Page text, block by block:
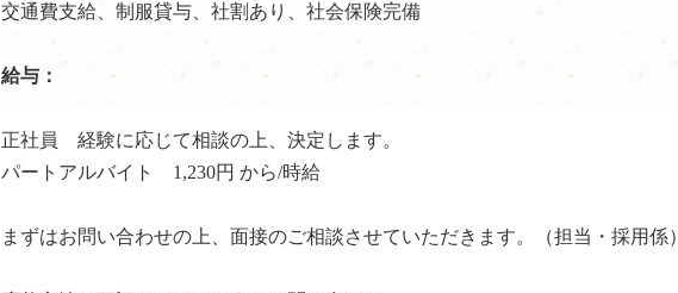
交通費支給、制服貸与、社割あり、社会保険完備
給与：
正社員 経験に応じて相談の上、決定します。
パートアルバイト 1,230円 から/時給
まずはお問い合わせの上、面接のご相談させていただきます。（担当・採用係